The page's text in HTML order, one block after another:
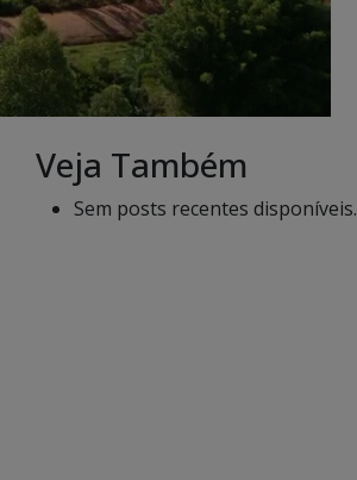
Veja Também
Sem posts recentes disponíveis.